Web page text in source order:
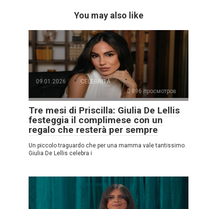
You may also like
09.01.2026
CELEBRITÀ
896 просмотров
Tre mesi di Priscilla: Giulia De Lellis
festeggia il complimese con un
regalo che resterà per sempre
Un piccolo traguardo che per una mamma vale tantissimo.
Giulia De Lellis celebra i